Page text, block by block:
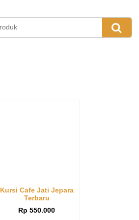
Kursi Cafe Jati Jepara
Terbaru
Rp 550.000